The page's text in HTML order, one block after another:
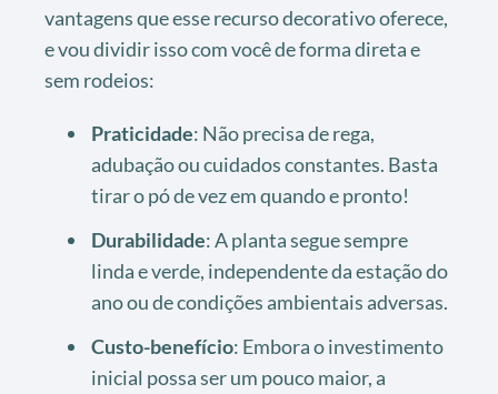
vantagens que esse recurso decorativo oferece,
e vou dividir isso com você de forma direta e
sem rodeios:
Praticidade: Não precisa de rega,
adubação ou cuidados constantes. Basta
tirar o pó de vez em quando e pronto!
Durabilidade: A planta segue sempre
linda e verde, independente da estação do
ano ou de condições ambientais adversas.
Custo-benefício: Embora o investimento
inicial possa ser um pouco maior, a